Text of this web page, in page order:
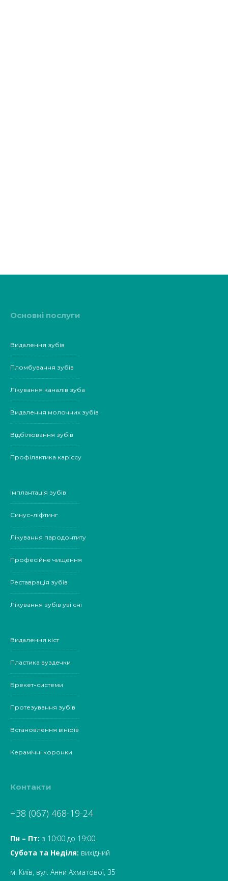
Основні послуги
Видалення зубів
Пломбування зубів
Лікування каналів зуба
Видалення молочних зубів
Відбілювання зубів
Профілактика карієсу
Імплантація зубів
Синус-ліфтинг
Лікування пародонтиту
Професійне чищення
Реставрація зубів
Лікування зубів уві сні
Видалення кіст
Пластика вуздечки
Брекет-системи
Протезування зубів
Встановлення вінірів
Керамічні коронки
Контакти
+38 (067) 468-19-24
Пн – Пт: з 10:00 до 19:00
Субота та Неділя: вихідний
м. Київ, вул. Анни Ахматової, 35